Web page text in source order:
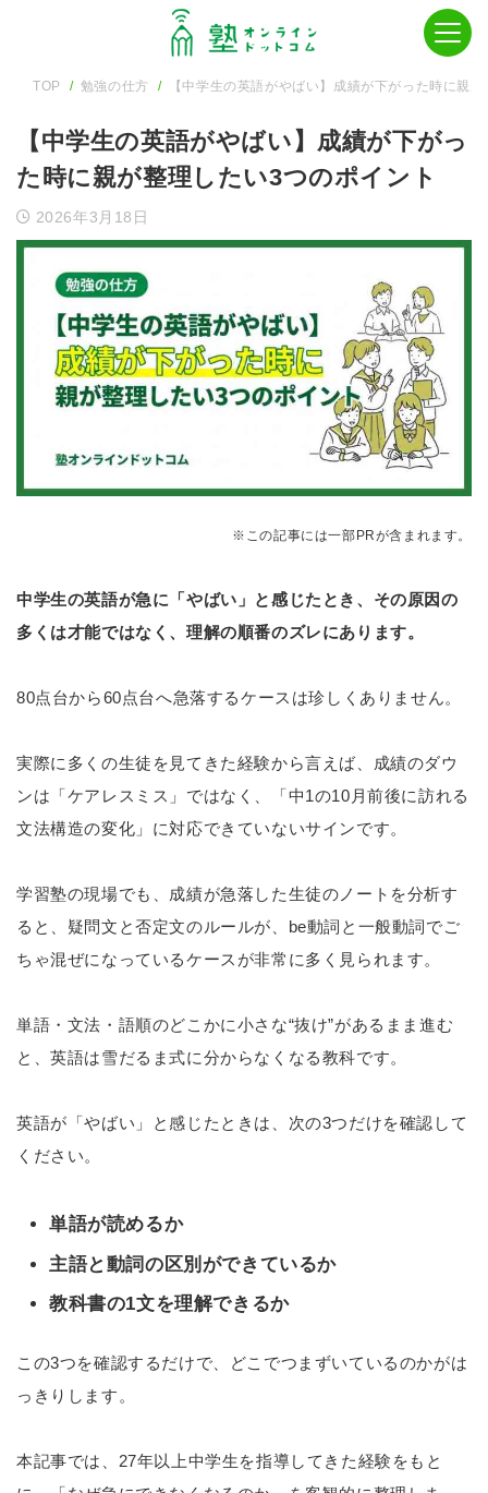
TOP 勉強の仕方 【中学生の英語がやばい】成績が下がった時に親
【中学生の英語がやばい】成績が下がっ
た時に親が整理したい3つのポイント
2026年3月18日
※この記事には一部PRが含まれます。
中学生の英語が急に「やばい」と感じたとき、その原因の
多くは才能ではなく、理解の順番のズレにあります。
80点台から60点台へ急落するケースは珍しくありません。
実際に多くの生徒を見てきた経験から言えば、成績のダウ
ンは「ケアレスミス」ではなく、「中1の10月前後に訪れる
文法構造の変化」に対応できていないサインです。
学習塾の現場でも、成績が急落した生徒のノートを分析す
ると、疑問文と否定文のルールが、be動詞と一般動詞でご
ちゃ混ぜになっているケースが非常に多く見られます。
単語・文法・語順のどこかに小さな“抜け”があるまま進む
と、英語は雪だるま式に分からなくなる教科です。
英語が「やばい」と感じたときは、次の3つだけを確認して
ください。
単語が読めるか
主語と動詞の区別ができているか
教科書の1文を理解できるか
この3つを確認するだけで、どこでつまずいているのかがは
っきりします。
本記事では、27年以上中学生を指導してきた経験をもと